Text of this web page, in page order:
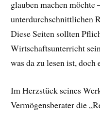
glauben machen möchte
unterdurchschnittlichen
Diese Seiten sollten
Wirtschaftsunterricht
was da zu lesen ist, doch
Im Herzstück seines
Vermögensberater die